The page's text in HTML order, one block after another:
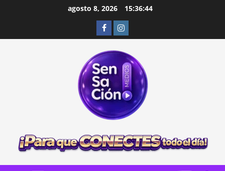
agosto 8, 2026 15:36:46
FacebookInstagram